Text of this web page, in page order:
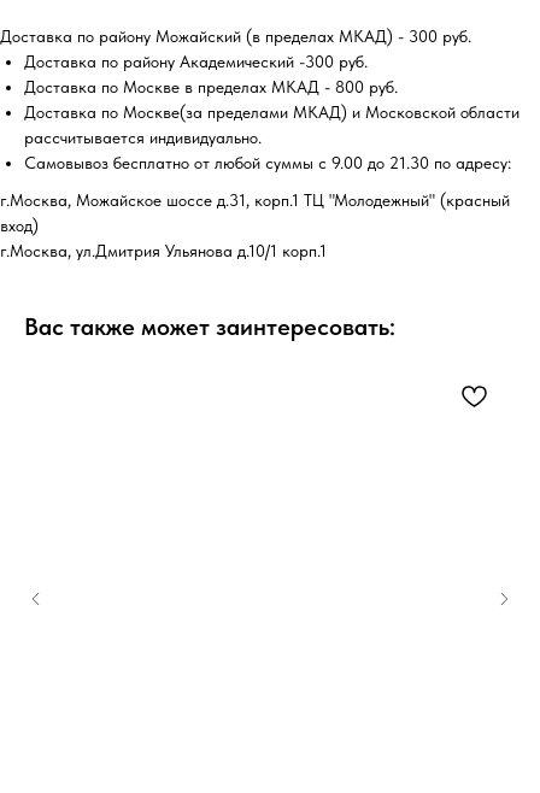
Доставка по району Можайский (в пределах МКАД) - 300 руб.
Доставка по району Академический -300 руб.
Доставка по Москве в пределах МКАД - 800 руб.
Доставка по Москве(за пределами МКАД) и Московской области
рассчитывается индивидуально.
Самовывоз бесплатно от любой суммы с 9.00 до 21.30 по адресу:
г.Москва, Можайское шоссе д.31, корп.1 ТЦ "Молодежный" (красный
вход)
г.Москва, ул.Дмитрия Ульянова д.10/1 корп.1
Вас также может заинтересовать: